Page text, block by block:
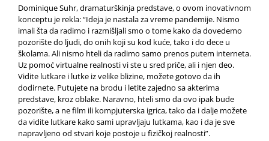
Dominique Suhr, dramaturškinja predstave, o ovom inovativnom
konceptu je rekla: “Ideja je nastala za vreme pandemije. Nismo
imali šta da radimo i razmišljali smo o tome kako da dovedemo
pozorište do ljudi, do onih koji su kod kuće, tako i do dece u
školama. Ali nismo hteli da radimo samo prenos putem interneta.
Uz pomoć virtualne realnosti vi ste u sred priče, ali i njen deo.
Vidite lutkare i lutke iz velike blizine, možete gotovo da ih
dodirnete. Putujete na brodu i letite zajedno sa akterima
predstave, kroz oblake. Naravno, hteli smo da ovo ipak bude
pozorište, a ne film ili kompjuterska igrica, tako da i dalje možete
da vidite lutkare kako sami upravljaju lutkama, kao i da je sve
napravljeno od stvari koje postoje u fizičkoj realnosti”.